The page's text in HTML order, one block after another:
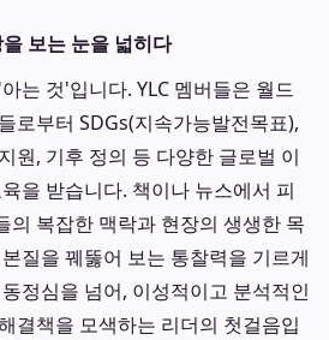
보는 눈을 넓히다
는 것'입니다. YLC 멤버들은 월드
로부터 SDGs(지속가능발전목표),
원, 기후 정의 등 다양한 글로벌 이
을 받습니다. 책이나 뉴스에서 피
의 복잡한 맥락과 현장의 생생한 목
질을 꿰뚫어 보는 통찰력을 기르게
정심을 넘어, 이성적이고 분석적인
결책을 모색하는 리더의 첫걸음입